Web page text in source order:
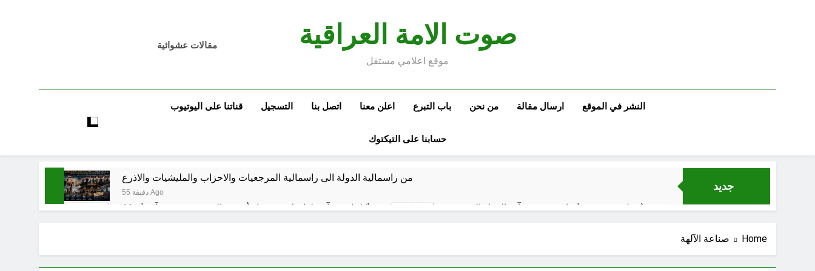
صوت الامة العراقية
موقع اعلامي مستقل
مقالات عشوائية
النشر في الموقع ارسال مقالة من نحن باب التبرع اعلن معنا اتصل بنا التسجيل قناتنا على اليوتيوب
حسابنا على التيكتوك
جديد
من راسمالية الدولة الى راسمالية المرجعيات والاحزاب والمليشيات والاذرع
55 دقيقة Ago
كلمات قرآنية لها علاقة بمشاة أربعين الحسين: تسقي، آثر (ح 11) مجلس حسيني (دواعي نصب مآتم العزاء الحسيني)
المنبر بين قدسية الرسالة ومخاطر التطفل ماذا لو كان المدير اقوى من الوزير ؟
Home صناعة الآلهة